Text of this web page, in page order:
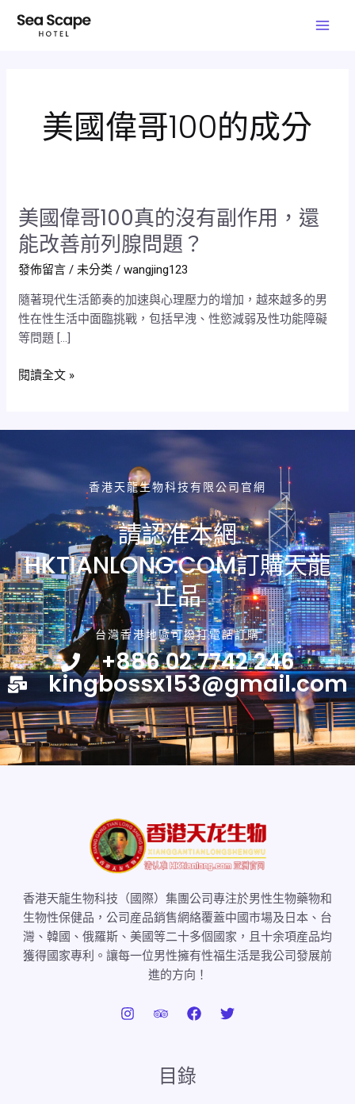
美國偉哥100的成分
美國偉哥100真的沒有副作用，還
能改善前列腺問題？
發佈留言 / 未分类 /wangjing123
隨著現代生活節奏的加速與心理壓力的增加，越來越多的男
性在性生活中面臨挑戰，包括早洩、性慾減弱及性功能障礙
等問題 […]
美
國
偉
哥
100
真
的
沒
有
副
腺
問
題？
閱讀全文 »
香港天龍生物科技有限公司官網
請認准本網
HKTIANLONG.COM訂購天龍
正品
台灣香港地區可撥打電話訂購
+886 02 7742 246
kingbossx153@gmail.com
香港天龍生物科技（國際）集團公司專注於男性生物藥物和
生物性保健品，公司産品銷售網絡覆蓋中國市場及日本、台
灣、韓國、俄羅斯、美國等二十多個國家，且十余項産品均
獲得國家專利。讓每一位男性擁有性福生活是我公司發展前
進的方向！
目錄